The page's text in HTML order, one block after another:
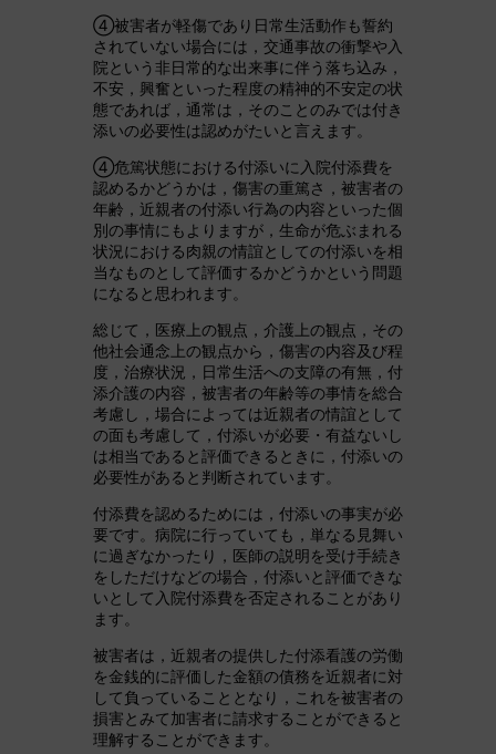
④被害者が軽傷であり日常生活動作も誓約
されていない場合には，交通事故の衝撃や入
院という非日常的な出来事に伴う落ち込み，
不安，興奮といった程度の精神的不安定の状
態であれば，通常は，そのことのみでは付き
添いの必要性は認めがたいと言えます。
④危篤状態における付添いに入院付添費を
認めるかどうかは，傷害の重篤さ，被害者の
年齢，近親者の付添い行為の内容といった個
別の事情にもよりますが，生命が危ぶまれる
状況における肉親の情誼としての付添いを相
当なものとして評価するかどうかという問題
になると思われます。
総じて，医療上の観点，介護上の観点，その
他社会通念上の観点から，傷害の内容及び程
度，治療状況，日常生活への支障の有無，付
添介護の内容，被害者の年齢等の事情を総合
考慮し，場合によっては近親者の情誼として
の面も考慮して，付添いが必要・有益ないし
は相当であると評価できるときに，付添いの
必要性があると判断されています。
付添費を認めるためには，付添いの事実が必
要です。病院に行っていても，単なる見舞い
に過ぎなかったり，医師の説明を受け手続き
をしただけなどの場合，付添いと評価できな
いとして入院付添費を否定されることがあり
ます。
被害者は，近親者の提供した付添看護の労働
を金銭的に評価した金額の債務を近親者に対
して負っていることとなり，これを被害者の
損害とみて加害者に請求することができると
理解することができます。